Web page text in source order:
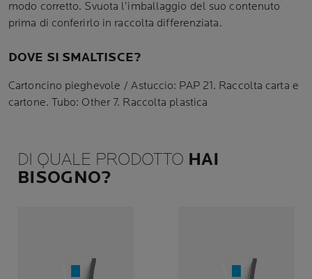
modo corretto. Svuota l’imballaggio del suo contenuto
prima di conferirlo in raccolta differenziata.
DOVE SI SMALTISCE?
Cartoncino pieghevole / Astuccio: PAP 21. Raccolta carta e
cartone. Tubo: Other 7. Raccolta plastica
DI QUALE PRODOTTO HAI
BISOGNO?